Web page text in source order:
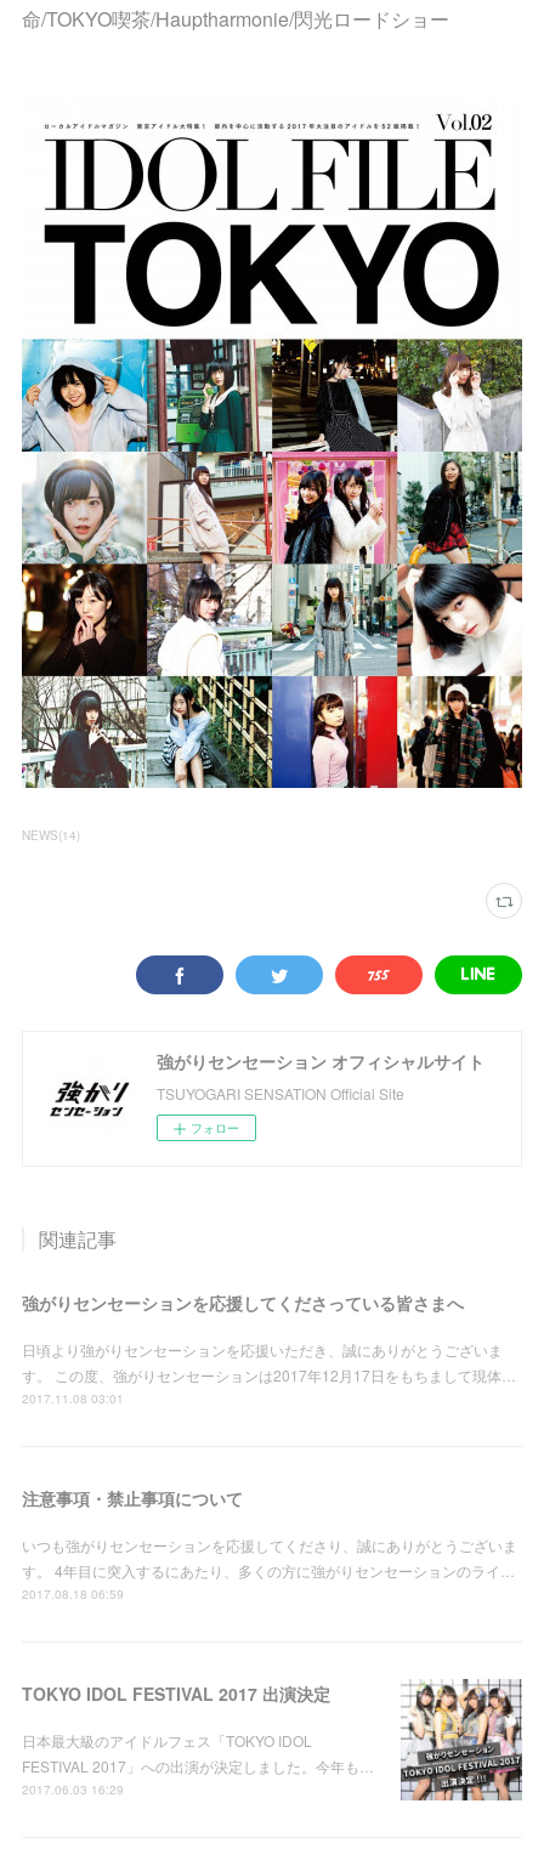
命/TOKYO喫茶/Hauptharmonie/閃光ロードショー
NEWS(14)
強がりセンセーション オフィシャルサイト
TSUYOGARI SENSATION Official Site
フォロー
関連記事
強がりセンセーションを応援してくださっている皆さまへ
日頃より強がりセンセーションを応援いただき、誠にありがとうございま
す。 この度、強がりセンセーションは2017年12月17日をもちまして現体…
2017.11.08 03:01
注意事項・禁止事項について
いつも強がりセンセーションを応援してくださり、誠にありがとうございま
す。 4年目に突入するにあたり、多くの方に強がりセンセーションのライ…
2017.08.18 06:59
TOKYO IDOL FESTIVAL 2017 出演決定
日本最大級のアイドルフェス「TOKYO IDOL
FESTIVAL 2017」への出演が決定しました。今年も…
2017.06.03 16:29